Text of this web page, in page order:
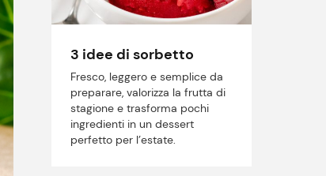
3 idee di sorbetto
Fresco, leggero e semplice da
preparare, valorizza la frutta di
stagione e trasforma pochi
ingredienti in un dessert
perfetto per l’estate.